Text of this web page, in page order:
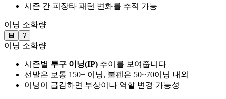
시즌 간 피장타 패턴 변화를 추적 가능
이닝 소화량
💾 ?
이닝 소화량
시즌별 투구 이닝(IP) 추이를 보여줍니다
선발은 보통 150+ 이닝, 불펜은 50~70이닝 내외
이닝이 급감하면 부상이나 역할 변경 가능성